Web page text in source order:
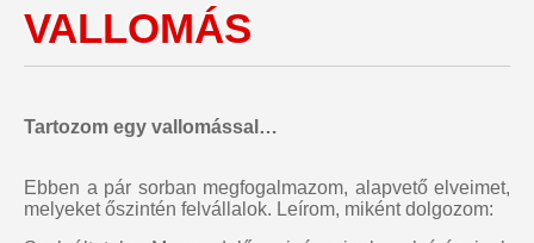
VALLOMÁS
Tartozom egy vallomással…
Ebben a pár sorban megfogalmazom, alapvető elveimet,
melyeket őszintén felvállalok. Leírom, miként dolgozom: